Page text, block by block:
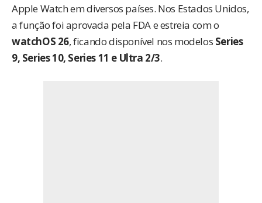
Apple Watch em diversos países. Nos Estados Unidos,
a função foi aprovada pela FDA e estreia com o
watchOS 26, ficando disponível nos modelos Series
9, Series 10, Series 11 e Ultra 2/3.